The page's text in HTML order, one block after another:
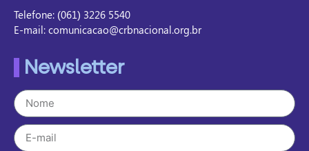
Telefone: (061) 3226 5540
E-mail: comunicacao@crbnacional.org.br
Newsletter